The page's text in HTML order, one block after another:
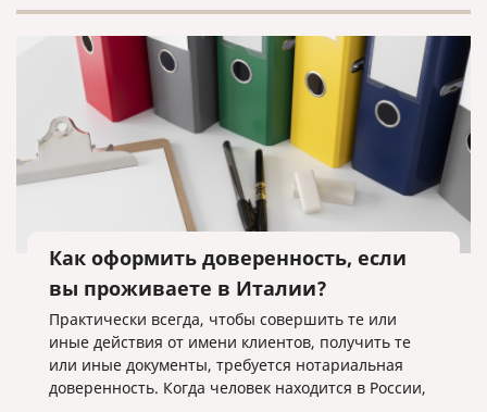
Как оформить доверенность, если
вы проживаете в Италии?
Практически всегда, чтобы совершить те или
иные действия от имени клиентов, получить те
или иные документы, требуется нотариальная
доверенность. Когда человек находится в России,